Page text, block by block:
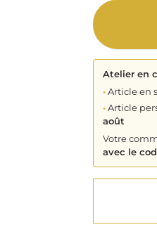
Atelier en
•Article en
•Article
août
Votre
avec le